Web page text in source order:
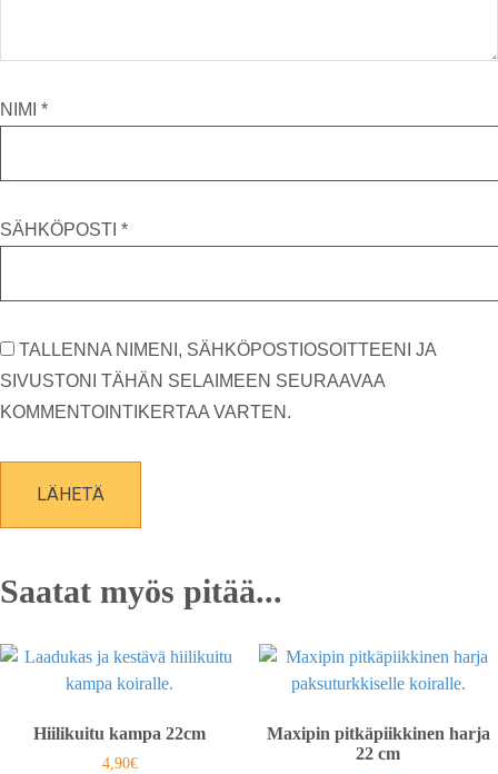
NIMI *
SÄHKÖPOSTI *
TALLENNA NIMENI, SÄHKÖPOSTIOSOITTEENI JA
SIVUSTONI TÄHÄN SELAIMEEN SEURAAVAA
KOMMENTOINTIKERTAA VARTEN.
Saatat myös pitää...
Hiilikuitu kampa 22cm
4,90€
Maxipin pitkäpiikkinen harja
22 cm